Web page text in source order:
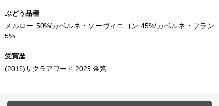
ぶどう品種
メルロー 50%/カベルネ・ソーヴィニヨン 45%/カベルネ・フラン
5%
受賞歴
(2019)サクラアワード 2025 金賞